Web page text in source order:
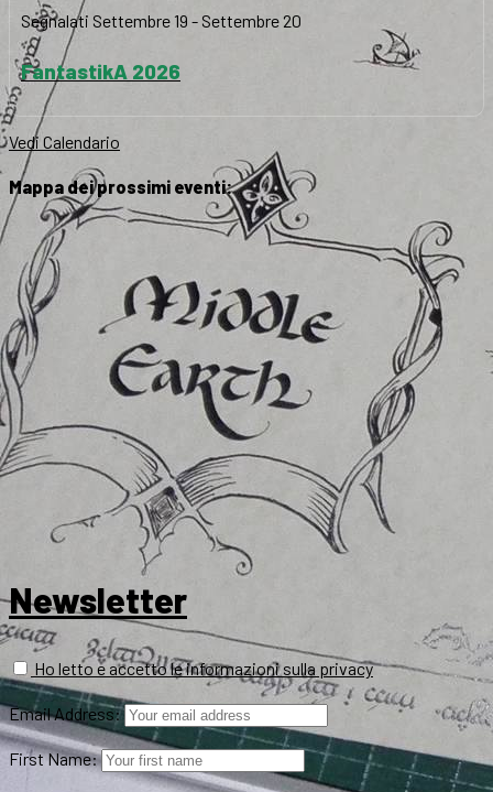
Segnalati Settembre 19 - Settembre 20
FantastikA 2026
Vedi Calendario
Mappa dei prossimi eventi:
Newsletter
Ho letto e accetto le informazioni sulla privacy
Email Address:
First Name: